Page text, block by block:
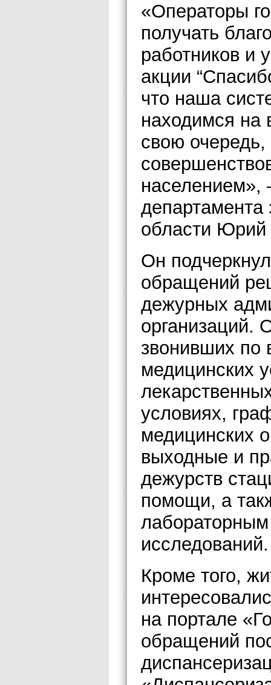
«Операторы
получать
работников и
акции
что наша
находимся на
свою
населением»,
департамента
области Юрий
Он
обращений
дежурных
организаций.
звонивших по
медицинских
условиях,
медицинских
выходные и
дежурств
помощи, а
исследований.
Кроме того,
на портале
обращений